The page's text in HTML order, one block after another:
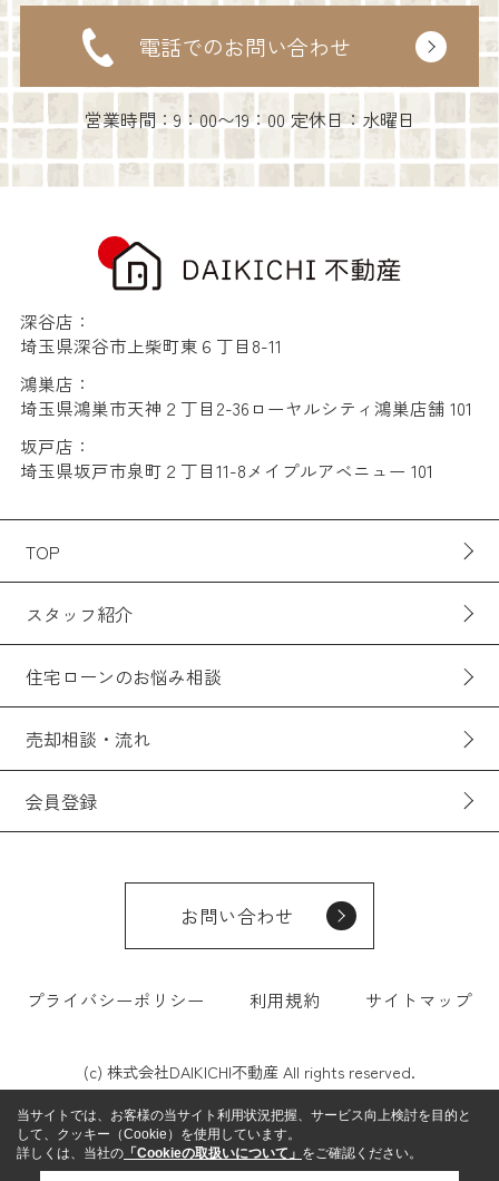
電話でのお問い合わせ
営業時間：9：00〜19：00 定休日：水曜日
深谷店：
埼玉県深谷市上柴町東６丁目8-11
鴻巣店：
埼玉県鴻巣市天神２丁目2-36ローヤルシティ鴻巣店舗 101
坂戸店：
埼玉県坂戸市泉町２丁目11-8メイプルアベニュー 101
TOP
スタッフ紹介
住宅ローンのお悩み相談
売却相談・流れ
会員登録
お問い合わせ
プライバシーポリシー 利用規約 サイトマップ
(c) 株式会社DAIKICHI不動産 All rights reserved.
当サイトでは、お客様の当サイト利用状況把握、サービス向上検討を目的と
して、クッキー（Cookie）を使用しています。
詳しくは、当社の 「Cookieの取扱いについて」 をご確認ください。